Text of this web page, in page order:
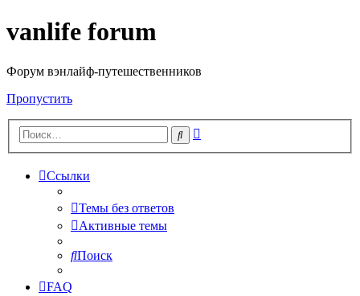
vanlife forum
Форум вэнлайф-путешественников
Пропустить
Поиск
Ссылки
Темы без ответов
Активные темы
Поиск
FAQ